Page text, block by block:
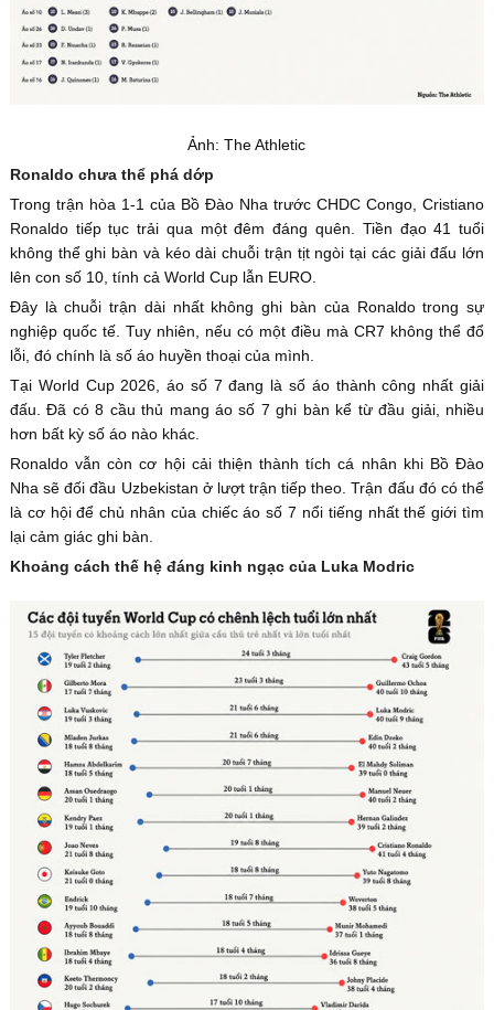
Ảnh: The Athletic
Ronaldo chưa thể phá dớp
Trong trận hòa 1-1 của Bồ Đào Nha trước CHDC Congo, Cristiano
Ronaldo tiếp tục trải qua một đêm đáng quên. Tiền đạo 41 tuổi
không thể ghi bàn và kéo dài chuỗi trận tịt ngòi tại các giải đấu lớn
lên con số 10, tính cả World Cup lẫn EURO.
Đây là chuỗi trận dài nhất không ghi bàn của Ronaldo trong sự
nghiệp quốc tế. Tuy nhiên, nếu có một điều mà CR7 không thể đổ
lỗi, đó chính là số áo huyền thoại của mình.
Tại World Cup 2026, áo số 7 đang là số áo thành công nhất giải
đấu. Đã có 8 cầu thủ mang áo số 7 ghi bàn kể từ đầu giải, nhiều
hơn bất kỳ số áo nào khác.
Ronaldo vẫn còn cơ hội cải thiện thành tích cá nhân khi Bồ Đào
Nha sẽ đối đầu Uzbekistan ở lượt trận tiếp theo. Trận đấu đó có thể
là cơ hội để chủ nhân của chiếc áo số 7 nổi tiếng nhất thế giới tìm
lại cảm giác ghi bàn.
Khoảng cách thế hệ đáng kinh ngạc của Luka Modric